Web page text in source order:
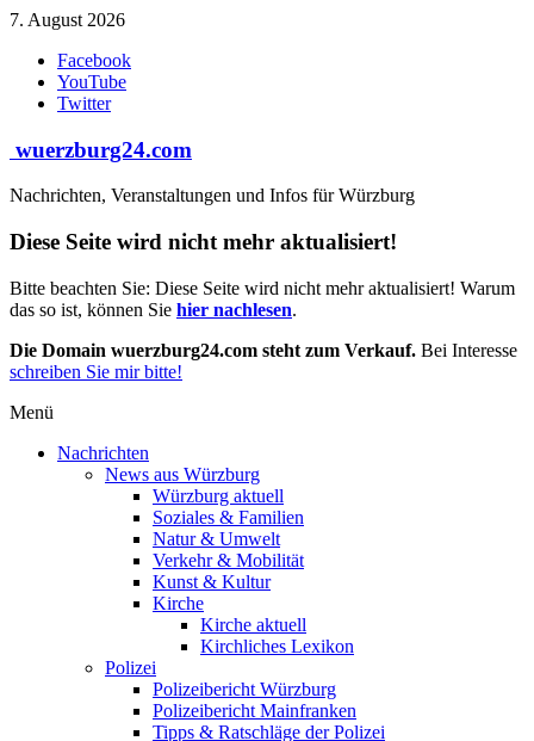
Zum
springen
7. August 2026
Facebook
YouTube
Twitter
wuerzburg24.com
Nachrichten, Veranstaltungen und Infos für Würzburg
Diese Seite wird nicht mehr aktualisiert!
Bitte beachten Sie: Diese Seite wird nicht mehr aktualisiert! Warum
das so ist, können Sie hier nachlesen.
Die Domain wuerzburg24.com steht zum Verkauf. Bei Interesse
schreiben Sie mir bitte!
Menü
Nachrichten
News aus Würzburg
Würzburg aktuell
Soziales & Familien
Natur & Umwelt
Verkehr & Mobilität
Kunst & Kultur
Kirche
Kirche aktuell
Kirchliches Lexikon
Polizei
Polizeibericht Würzburg
Polizeibericht Mainfranken
Tipps & Ratschläge der Polizei